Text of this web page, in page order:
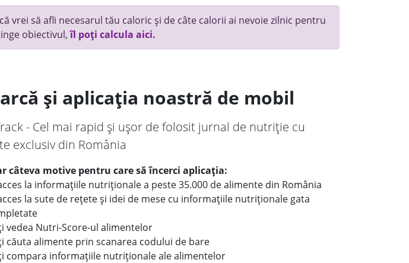
vrei să afli necesarul tău caloric și de câte calorii ai nevoie zilnic pentru
obiectivul,îl poți calcula aici.
și aplicația noastră de mobil
- Cel mai rapid și ușor de folosit jurnal de nutriție cu
exclusiv din România
câteva motive pentru care să încerci aplicația:
la informațiile nutriționale a peste 35.000 de alimente din România
la sute de rețete și idei de mese cu informațiile nutriționale gata
vedea Nutri-Score-ul alimentelor
căuta alimente prin scanarea codului de bare
compara informațiile nutriționale ale alimentelor